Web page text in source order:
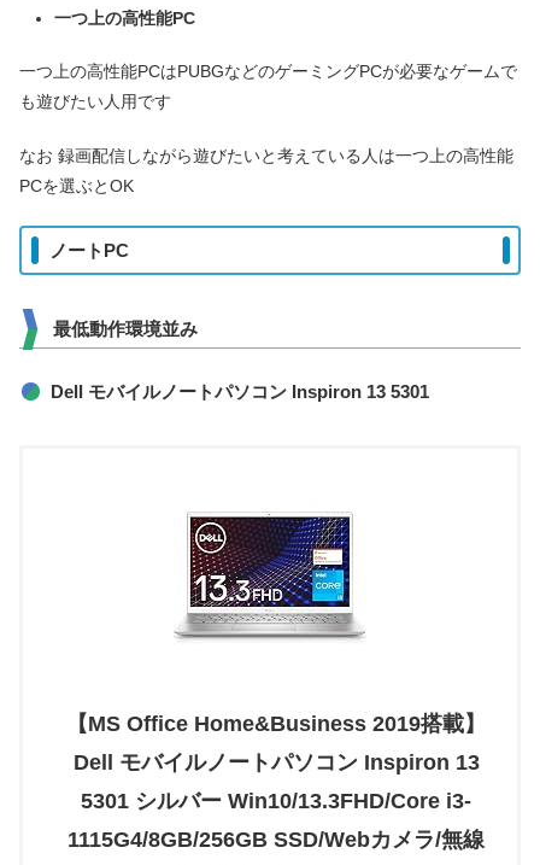
一つ上の高性能PC
一つ上の高性能PCはPUBGなどのゲーミングPCが必要なゲームで
も遊びたい人用です
なお 録画配信しながら遊びたいと考えている人は一つ上の高性能
PCを選ぶとOK
ノートPC
最低動作環境並み
Dell モバイルノートパソコン Inspiron 13 5301
【MS Office Home&Business 2019搭載】
Dell モバイルノートパソコン Inspiron 13
5301 シルバー Win10/13.3FHD/Core i3-
1115G4/8GB/256GB SSD/Webカメラ/無線